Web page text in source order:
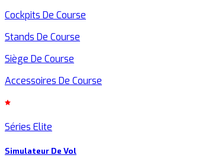
Cockpits De Course
Stands De Course
Siège De Course
Accessoires De Course
Séries Elite
Simulateur De Vol